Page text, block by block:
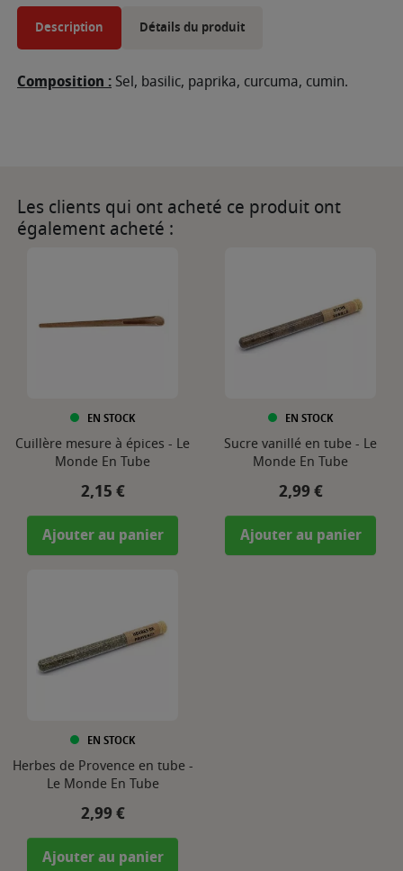
Description Détails du produit
Composition : Sel, basilic, paprika, curcuma, cumin.
Les clients qui ont acheté ce produit ont
également acheté :
EN STOCK
Cuillère mesure à épices - Le
Monde En Tube
Prix
2,15 €
Ajouter au panier
EN STOCK
Sucre vanillé en tube - Le
Monde En Tube
Prix
2,99 €
Ajouter au panier
EN STOCK
Herbes de Provence en tube -
Le Monde En Tube
Prix
2,99 €
Ajouter au panier